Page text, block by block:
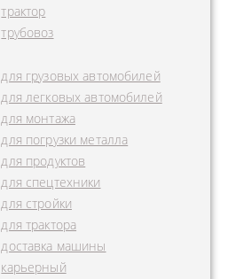
трактор
трубовоз
для грузовых автомобилей
для легковых автомобилей
для монтажа
для погрузки металла
для продуктов
для спецтехники
для стройки
для трактора
доставка машины
карьерный